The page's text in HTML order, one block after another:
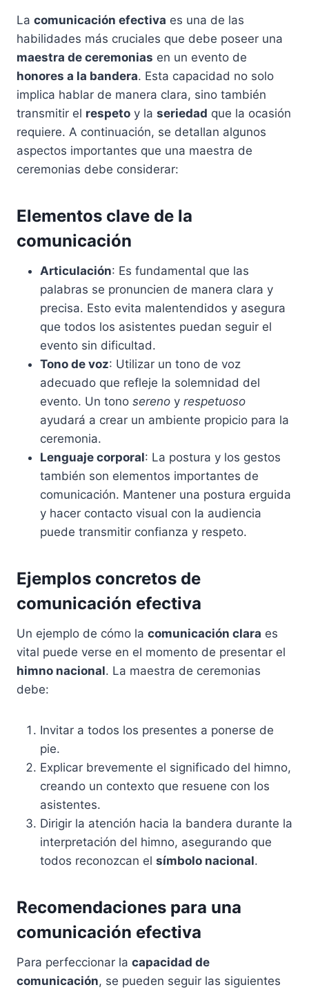
La comunicación efectiva es una de las
habilidades más cruciales que debe poseer una
maestra de ceremonias en un evento de
honores a la bandera. Esta capacidad no solo
implica hablar de manera clara, sino también
transmitir el respeto y la seriedad que la ocasión
requiere. A continuación, se detallan algunos
aspectos importantes que una maestra de
ceremonias debe considerar:
Elementos clave de la
comunicación
Articulación: Es fundamental que las
palabras se pronuncien de manera clara y
precisa. Esto evita malentendidos y asegura
que todos los asistentes puedan seguir el
evento sin dificultad.
Tono de voz: Utilizar un tono de voz
adecuado que refleje la solemnidad del
evento. Un tono sereno y respetuoso
ayudará a crear un ambiente propicio para la
ceremonia.
Lenguaje corporal: La postura y los gestos
también son elementos importantes de
comunicación. Mantener una postura erguida
y hacer contacto visual con la audiencia
puede transmitir confianza y respeto.
Ejemplos concretos de
comunicación efectiva
Un ejemplo de cómo la comunicación clara es
vital puede verse en el momento de presentar el
himno nacional. La maestra de ceremonias
debe:
Invitar a todos los presentes a ponerse de
pie.
Explicar brevemente el significado del himno,
creando un contexto que resuene con los
asistentes.
Dirigir la atención hacia la bandera durante la
interpretación del himno, asegurando que
todos reconozcan el símbolo nacional.
Recomendaciones para una
comunicación efectiva
Para perfeccionar la capacidad de
comunicación, se pueden seguir las siguientes